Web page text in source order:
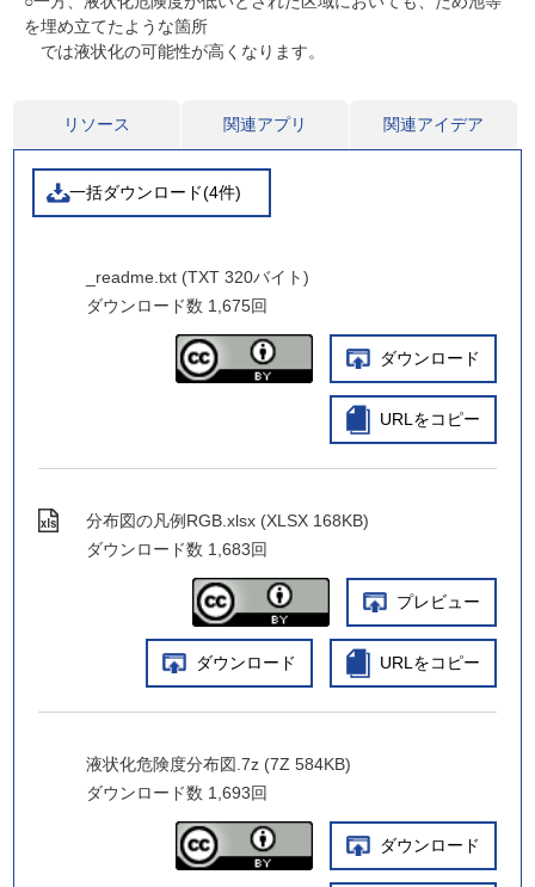
を埋め立てたような箇所
では液状化の可能性が高くなります。
リソース 関連アプリ 関連アイデア
一括ダウンロード(4件)
_readme.txt (TXT 320バイト)
ダウンロード数 1,675回
ダウンロード
URLをコピー
分布図の凡例RGB.xlsx (XLSX 168KB)
ダウンロード数 1,683回
プレビュー
ダウンロード URLをコピー
液状化危険度分布図.7z (7Z 584KB)
ダウンロード数 1,693回
ダウンロード